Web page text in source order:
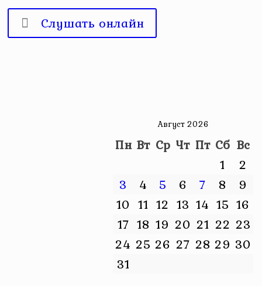
Слушать онлайн
Август 2026
Пн Вт Ср Чт Пт Сб Вс
1
2
3
4 5 6 7 8
9
10 11 12 13 14 15 16
17 18 19 20 21 22 23
24 25 26 27 28 29 30
31